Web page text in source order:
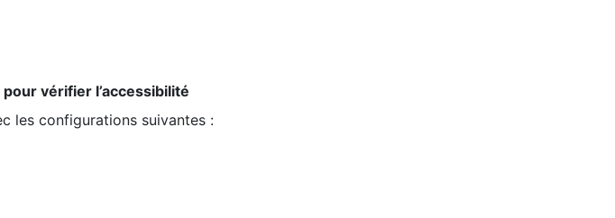
vérifier l’accessibilité
les configurations suivantes :